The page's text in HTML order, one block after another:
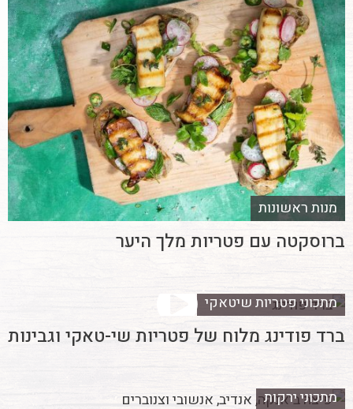
מנות ראשונות
ברוסקטה עם פטריות מלך היער
מתכוני פטריות שיטאקי
ברד פודינג מלוח של פטריות שי-טאקי וגבינות
מתכוני ירקות